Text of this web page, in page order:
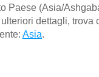
Paese (Asia/
dettagli, trova
Asia.